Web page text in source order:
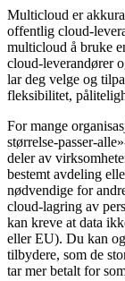
Multicloud er
offentlig cloud-
multicloud å bruke
cloud-leverandører
lar deg velge og
fleksibilitet,
For mange
størrelse-passer-
deler av
bestemt avdeling
nødvendige for
cloud-lagring av
kan kreve at data
eller EU). Du kan
tilbydere, som de
tar mer betalt for